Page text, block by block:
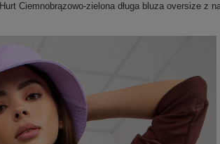
Hurt Ciemnobrązowo-zielona długa bluza oversize z